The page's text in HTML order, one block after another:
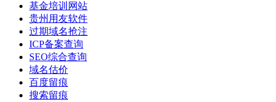
基金培训网站
贵州用友软件
过期域名抢注
ICP备案查询
SEO综合查询
域名估价
百度留痕
搜索留痕